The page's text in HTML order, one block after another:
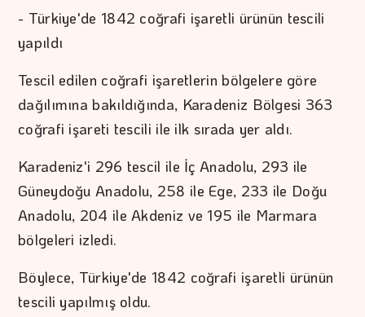
- Türkiye'de 1842 coğrafi işaretli ürünün tescili
yapıldı
Tescil edilen coğrafi işaretlerin bölgelere göre
dağılımına bakıldığında, Karadeniz Bölgesi 363
coğrafi işareti tescili ile ilk sırada yer aldı.
Karadeniz'i 296 tescil ile İç Anadolu, 293 ile
Güneydoğu Anadolu, 258 ile Ege, 233 ile Doğu
Anadolu, 204 ile Akdeniz ve 195 ile Marmara
bölgeleri izledi.
Böylece, Türkiye'de 1842 coğrafi işaretli ürünün
tescili yapılmış oldu.